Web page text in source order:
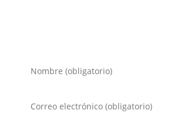
Introduce
Introduce